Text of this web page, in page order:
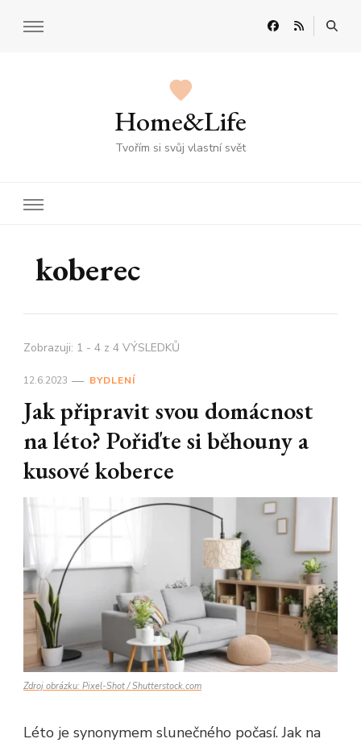
Home&Life
Tvořím si svůj vlastní svět
koberec
Zobrazuji: 1 - 4 z 4 VÝSLEDKŮ
12.6.2023 BYDLENÍ
Jak připravit svou domácnost
na léto? Pořiďte si běhouny a
kusové koberce
Zdroj obrázku: Pixel-Shot / Shutterstock.com
Léto je synonymem slunečného počasí. Jak na